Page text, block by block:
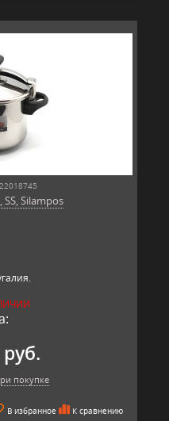
Silampos
покупке
В избранное К сравнению